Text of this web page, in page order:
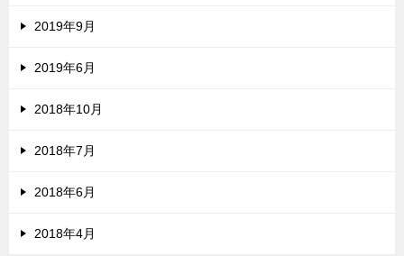
2019年9月
2019年6月
2018年10月
2018年7月
2018年6月
2018年4月